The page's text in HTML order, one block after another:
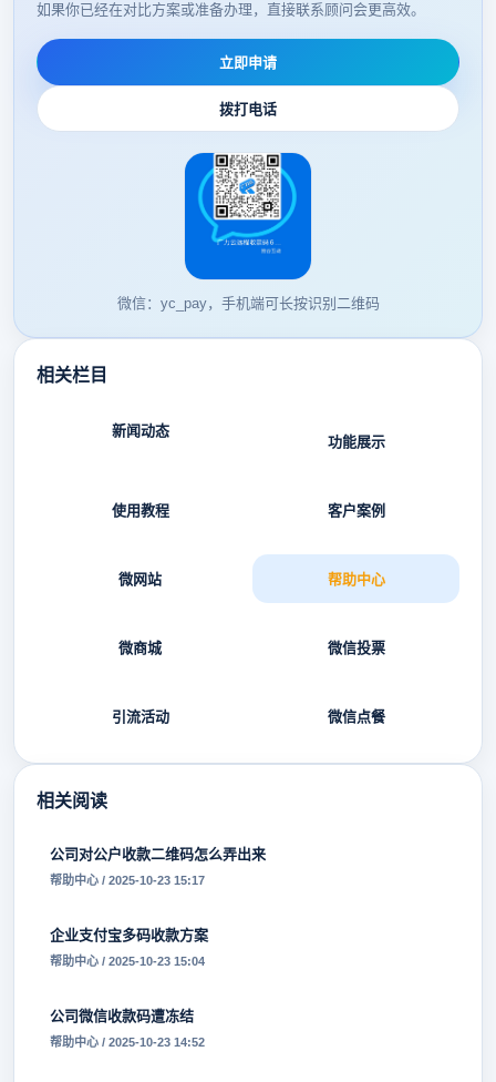
如果你已经在对比方案或准备办理，直接联系顾问会更高效。
立即申请
拨打电话
微信：yc_pay，手机端可长按识别二维码
相关栏目
新闻动态
功能展示
使用教程 客户案例
微网站 帮助中心
微商城 微信投票
引流活动 微信点餐
相关阅读
公司对公户收款二维码怎么弄出来
帮助中心 / 2025-10-23 15:17
企业支付宝多码收款方案
帮助中心 / 2025-10-23 15:04
公司微信收款码遭冻结
帮助中心 / 2025-10-23 14:52